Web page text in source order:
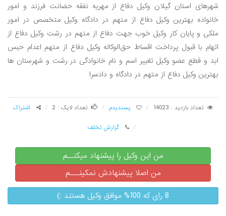
شهرهای استان گیلان وکیل دفاع از مهریه نفقه حضانت فرزند و امور
خانواده بهترین وکیل دفاع از متهم در دادگاه وکیل متخصص در امور
ملکی و پایان کار وکیل خوب جهت دفاع از متهم در رشت وکیل دفاع از
اتهام با قبول پرداخت اقساط حق‌الوکاله وکیل دفاع از متهم اعدام حبس
ابد و قطع عضو وکیل تغییر اسم و نام خانوادگی در رشت و شهرستان ها
بهترین وکیل دفاع از متهم در دادگاه و دادسرا
تعداد بازدید : 14023 پسندیدم تعداد لایک : 2 اشتراک
گزارش تخلف
من این وکیل را پیشنهاد میکنــم
من اصلا پیشنهادش نمکینـــم
8 رای که 100% موافق وکیل هستند :)